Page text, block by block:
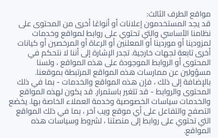
مواقع الطرف الثالث:
قد يجد المستخدمون إعلانات أو أنواعًا أخرى من المحتوى على
نظامنا الأساسي والتي تحتوي على روابط لمواقع وخدمات
لمزودينا أو موردينا أو المعلنين أو الرعاة أو المرخصين أو كيانات
أخرى تابعة لجهات خارجية. تجدر الإشارة إلى أننا لا نتحكم في
المحتوى أو الروابط الموجودة على هذه المواقع ، ولسنا
مسؤولين عن ممارسات هذه المواقع المرتبطة بموقعنا.
بالإضافة إلى ذلك ، فإن هذه المواقع والخدمات - بما في ذلك
المحتوى والروابط - قد تتغير باستمرار. قد يكون لهذه المواقع
والخدمات سياسات الخصوصية وخدمة العملاء الخاصة بها. يخضع
التصفح والتفاعل على أي موقع ويب آخر ، بما في ذلك المواقع
التي تحتوي على روابط إلى منصتنا ، لشروط وسياسات هذه
المواقع.